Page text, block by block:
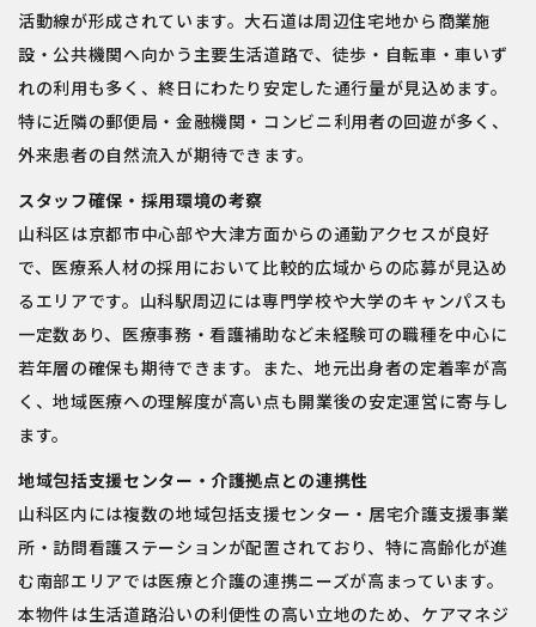
活動線が形成されています。大石道は周辺住宅地から商業施
設・公共機関へ向かう主要生活道路で、徒歩・自転車・車いず
れの利用も多く、終日にわたり安定した通行量が見込めます。
特に近隣の郵便局・金融機関・コンビニ利用者の回遊が多く、
外来患者の自然流入が期待できます。
スタッフ確保・採用環境の考察
山科区は京都市中心部や大津方面からの通勤アクセスが良好
で、医療系人材の採用において比較的広域からの応募が見込め
るエリアです。山科駅周辺には専門学校や大学のキャンパスも
一定数あり、医療事務・看護補助など未経験可の職種を中心に
若年層の確保も期待できます。また、地元出身者の定着率が高
く、地域医療への理解度が高い点も開業後の安定運営に寄与し
ます。
地域包括支援センター・介護拠点との連携性
山科区内には複数の地域包括支援センター・居宅介護支援事業
所・訪問看護ステーションが配置されており、特に高齢化が進
む南部エリアでは医療と介護の連携ニーズが高まっています。
本物件は生活道路沿いの利便性の高い立地のため、ケアマネジ